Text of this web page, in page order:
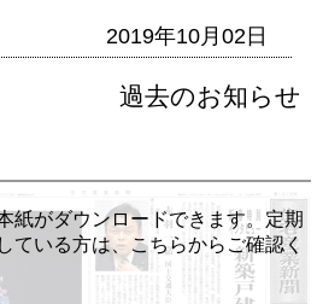
2019年10月02日
過去のお知らせ
紙がダウンロードできます。定期
ている方は、こちらからご確認く